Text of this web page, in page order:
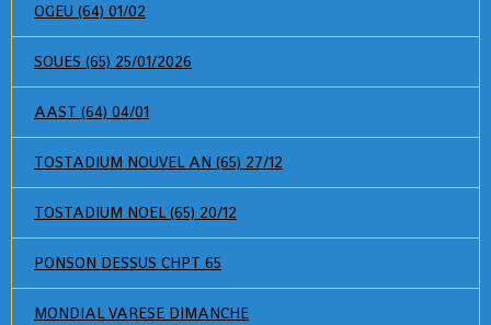
OGEU (64) 01/02
SOUES (65) 25/01/2026
AAST (64) 04/01
TOSTADIUM NOUVEL AN (65) 27/12
TOSTADIUM NOEL (65) 20/12
PONSON DESSUS CHPT 65
MONDIAL VARESE DIMANCHE